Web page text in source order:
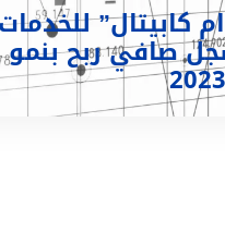
كابيتال”